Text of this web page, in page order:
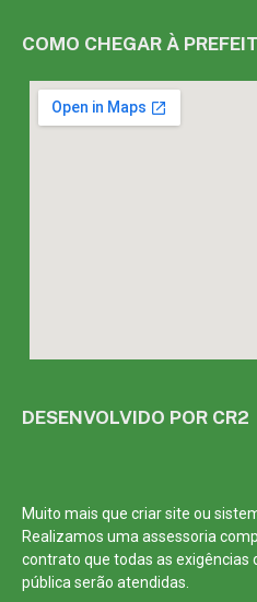
COMO CHEGAR À
DESENVOLVIDO POR CR2
Muito mais que criar site ou
Realizamos umaassessoria
contrato que todas as exigências
públicaserão atendidas.